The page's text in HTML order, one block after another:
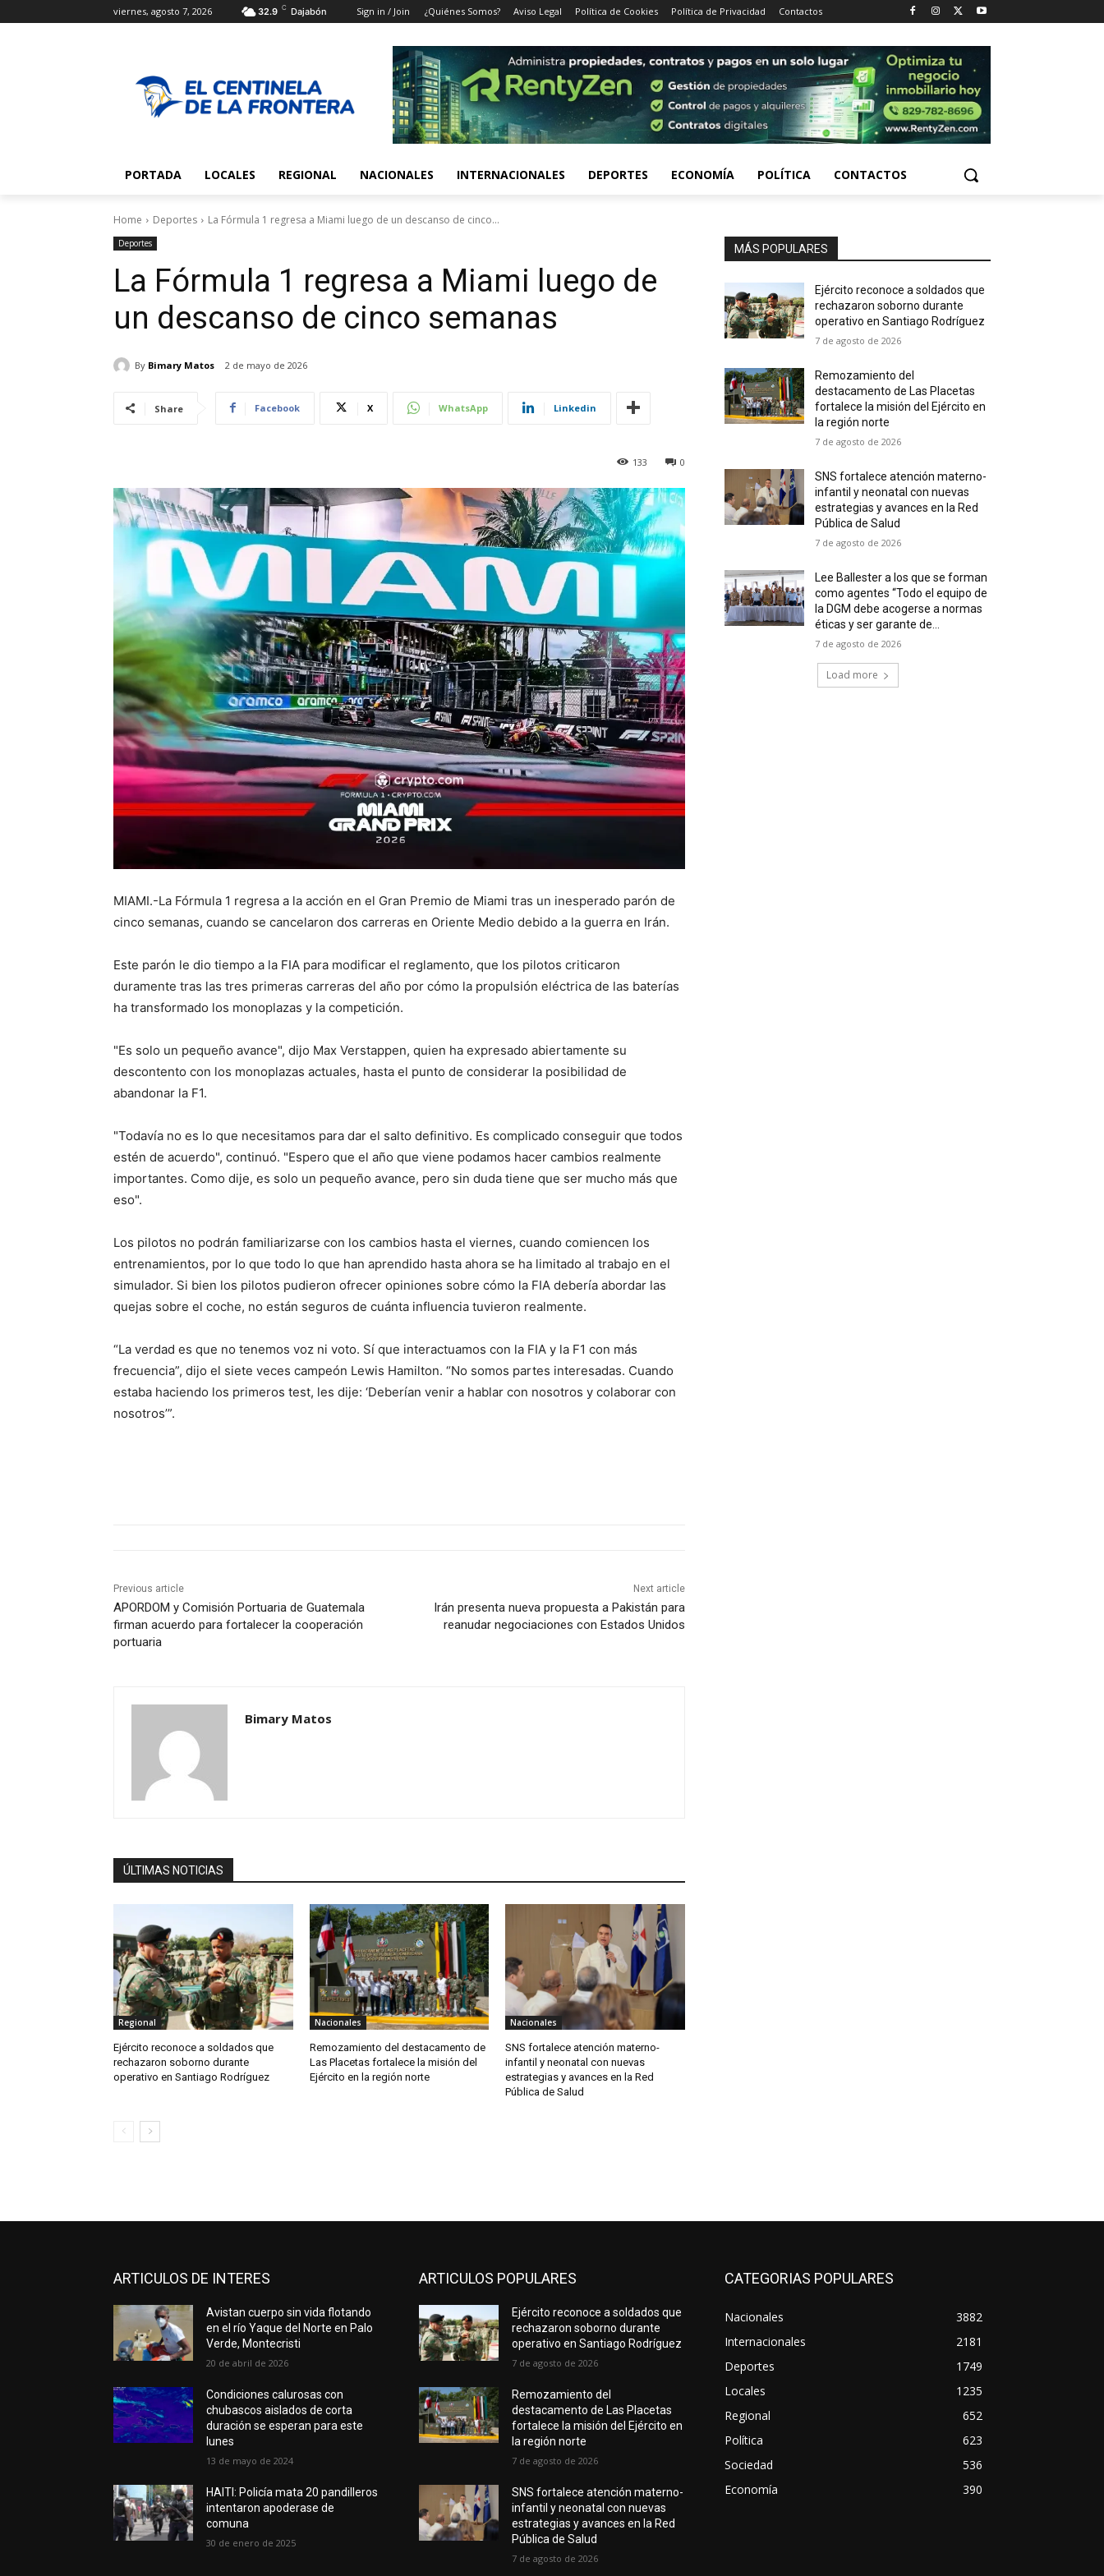
viernes, agosto 7, 2026 32.9 C Dajabón Sign in / Join ¿Quiénes Somos? Aviso Legal Política de Cookies Política de Privacidad Contactos
PORTADA LOCALES REGIONAL NACIONALES INTERNACIONALES DEPORTES ECONOMÍA POLÍTICA CONTACTOS
Home Deportes La Fórmula 1 regresa a Miami luego de un descanso de cinco...
Deportes
La Fórmula 1 regresa a Miami luego de
un descanso de cinco semanas
By Bimary Matos 2 de mayo de 2026
Share Facebook X WhatsApp Linkedin
0
133
MIAMI.-La Fórmula 1 regresa a la acción en el Gran Premio de Miami tras un inesperado parón de
cinco semanas, cuando se cancelaron dos carreras en Oriente Medio debido a la guerra en Irán.
Este parón le dio tiempo a la FIA para modificar el reglamento, que los pilotos criticaron
duramente tras las tres primeras carreras del año por cómo la propulsión eléctrica de las baterías
ha transformado los monoplazas y la competición.
"Es solo un pequeño avance", dijo Max Verstappen, quien ha expresado abiertamente su
descontento con los monoplazas actuales, hasta el punto de considerar la posibilidad de
abandonar la F1.
"Todavía no es lo que necesitamos para dar el salto definitivo. Es complicado conseguir que todos
estén de acuerdo", continuó. "Espero que el año que viene podamos hacer cambios realmente
importantes. Como dije, es solo un pequeño avance, pero sin duda tiene que ser mucho más que
eso".
Los pilotos no podrán familiarizarse con los cambios hasta el viernes, cuando comiencen los
entrenamientos, por lo que todo lo que han aprendido hasta ahora se ha limitado al trabajo en el
simulador. Si bien los pilotos pudieron ofrecer opiniones sobre cómo la FIA debería abordar las
quejas sobre el coche, no están seguros de cuánta influencia tuvieron realmente.
“La verdad es que no tenemos voz ni voto. Sí que interactuamos con la FIA y la F1 con más
frecuencia”, dijo el siete veces campeón Lewis Hamilton. “No somos partes interesadas. Cuando
estaba haciendo los primeros test, les dije: ‘Deberían venir a hablar con nosotros y colaborar con
nosotros’”.
Previous article
APORDOM y Comisión Portuaria de Guatemala
firman acuerdo para fortalecer la cooperación
portuaria
Next article
Irán presenta nueva propuesta a Pakistán para
reanudar negociaciones con Estados Unidos
Bimary Matos
ÚLTIMAS NOTICIAS
Regional
Ejército reconoce a soldados que
rechazaron soborno durante
operativo en Santiago Rodríguez
Nacionales
Remozamiento del destacamento de
Las Placetas fortalece la misión del
Ejército en la región norte
Nacionales
SNS fortalece atención materno-
infantil y neonatal con nuevas
estrategias y avances en la Red
Pública de Salud
MÁS POPULARES
Ejército reconoce a soldados que
rechazaron soborno durante
operativo en Santiago Rodríguez
7 de agosto de 2026
Remozamiento del
destacamento de Las Placetas
fortalece la misión del Ejército en
la región norte
7 de agosto de 2026
SNS fortalece atención materno-
infantil y neonatal con nuevas
estrategias y avances en la Red
Pública de Salud
7 de agosto de 2026
Lee Ballester a los que se forman
como agentes “Todo el equipo de
la DGM debe acogerse a normas
éticas y ser garante de...
7 de agosto de 2026
Load more
ARTICULOS DE INTERES
Avistan cuerpo sin vida flotando
en el río Yaque del Norte en Palo
Verde, Montecristi
20 de abril de 2026
Condiciones calurosas con
chubascos aislados de corta
duración se esperan para este
lunes
13 de mayo de 2024
HAITI: Policía mata 20 pandilleros
intentaron apoderase de
comuna
30 de enero de 2025
ARTICULOS POPULARES
Ejército reconoce a soldados que
rechazaron soborno durante
operativo en Santiago Rodríguez
7 de agosto de 2026
Remozamiento del
destacamento de Las Placetas
fortalece la misión del Ejército en
la región norte
7 de agosto de 2026
SNS fortalece atención materno-
infantil y neonatal con nuevas
estrategias y avances en la Red
Pública de Salud
7 de agosto de 2026
CATEGORIAS POPULARES
Nacionales
3882
Internacionales
2181
Deportes
1749
Locales
1235
Regional
652
Política
623
Sociedad
536
Economía
390